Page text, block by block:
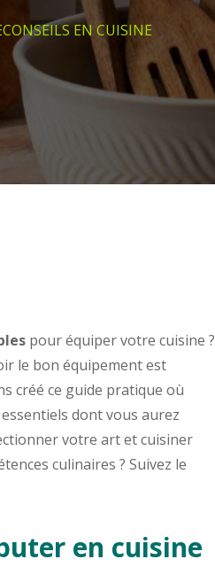
CONSEILS EN CUISINE
pour équiper votre cuisine ?
le bon équipement est
créé ce guide pratique où
essentiels dont vous aurez
votre art et cuisiner
culinaires ? Suivez le
en cuisine